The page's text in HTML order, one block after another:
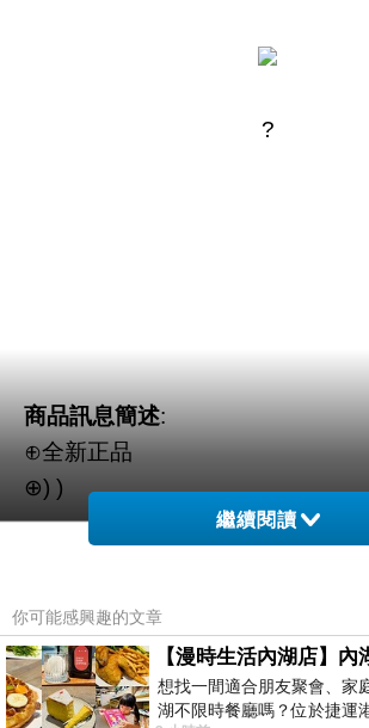
?
商品訊息簡述:
⊕全新正品
⊕) )
入
日本日麗姿 新拉提美顏小臉器具(
WELCOS初露綠茶高水分禮盒
繼續閱讀
你可能感興趣的文章
想找一間適合朋友聚會、家
湖不限時餐廳嗎？位於捷運